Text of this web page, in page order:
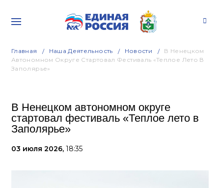
Главная Наша Деятельность Новости
В Ненецком
Автономном Округе Стартовал Фестиваль «Теплое Лето В
Заполярье»
В Ненецком автономном округе
стартовал фестиваль «Теплое лето в
Заполярье»
03 июля 2026, 18:35